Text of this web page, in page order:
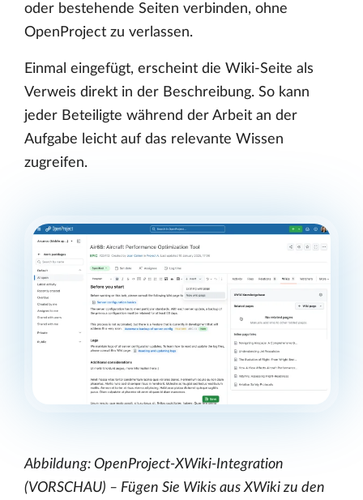
oder bestehende Seiten verbinden, ohne
OpenProject zu verlassen.
Einmal eingefügt, erscheint die Wiki-Seite als
Verweis direkt in der Beschreibung. So kann
jeder Beteiligte während der Arbeit an der
Aufgabe leicht auf das relevante Wissen
zugreifen.
Abbildung: OpenProject-XWiki-Integration
(VORSCHAU) – Fügen Sie Wikis aus XWiki zu den